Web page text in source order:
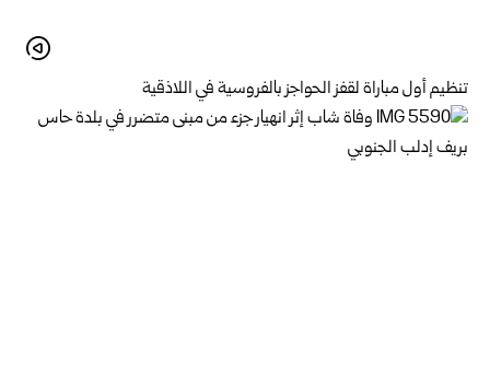
تنظيم أول مباراة لقفز الحواجز بالفروسية في اللاذقية